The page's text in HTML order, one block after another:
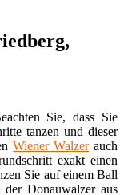
Sie, dass Sie
tanzen und dieser
Wiener Walzerauch
exakt einen
Sie auf einem Ball
der Donauwalzer aus